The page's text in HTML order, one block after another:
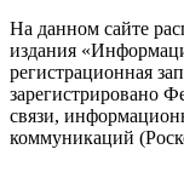
На данном сайте
издания
регистрационная
зарегистрировано
связи,
коммуникаций